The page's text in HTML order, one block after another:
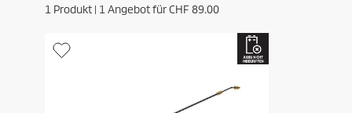
1 Produkt | 1Angebot fürCHF 89.00